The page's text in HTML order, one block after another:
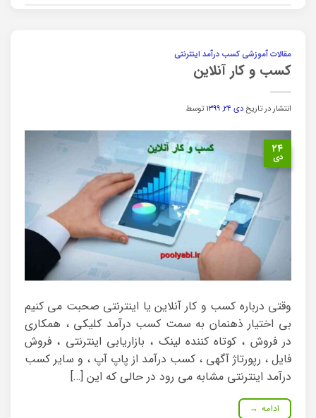
مقالات آموزشی کسب درآمد اینترنتی
کسب و کار آنلاین
انتشار در تاریخدی ۲۴, ۱۳۹۹ توسط
۲۴
دی
وقتی درباره کسب و کار آنلاین یا اینترنتی صحبت می کنیم
بی اختیار ذهنمان به سمت کسب درآمد کلیکی ، همکاری
در فروش ، کوتاه کننده لینک ، بازاریابی اینترنتی ، فروش
فایل ، رپورتاژ آگهی ، کسب درآمد از پاپ آپ ، و سایر کسب
درآمد اینترنتی مشابه می رود در حالی که این […]
ادامه →